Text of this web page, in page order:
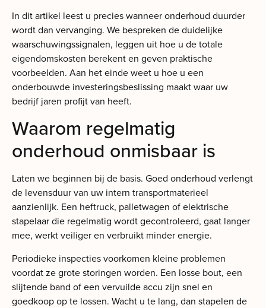
In dit artikel leest u precies wanneer onderhoud duurder
wordt dan vervanging. We bespreken de duidelijke
waarschuwingssignalen, leggen uit hoe u de totale
eigendomskosten berekent en geven praktische
voorbeelden. Aan het einde weet u hoe u een
onderbouwde investeringsbeslissing maakt waar uw
bedrijf jaren profijt van heeft.
Waarom regelmatig
onderhoud onmisbaar is
Laten we beginnen bij de basis. Goed onderhoud verlengt
de levensduur van uw intern transportmaterieel
aanzienlijk. Een heftruck, palletwagen of elektrische
stapelaar die regelmatig wordt gecontroleerd, gaat langer
mee, werkt veiliger en verbruikt minder energie.
Periodieke inspecties voorkomen kleine problemen
voordat ze grote storingen worden. Een losse bout, een
slijtende band of een vervuilde accu zijn snel en
goedkoop op te lossen. Wacht u te lang, dan stapelen de